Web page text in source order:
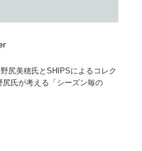
尻美穂氏とSHIPSによるコレク
氏が考える「シーズン毎の